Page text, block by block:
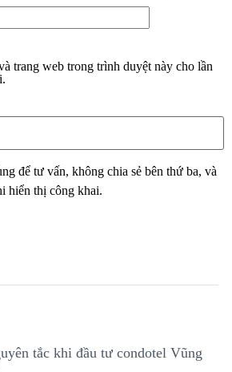
trang web trong trình duyệt này cho lần
để tư vấn, không chia sẻ bên thứ ba, và
hiển thị công khai.
tắc khi đầu tư condotel Vũng